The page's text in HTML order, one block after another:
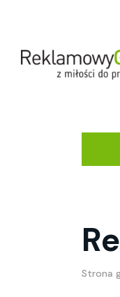
Strona